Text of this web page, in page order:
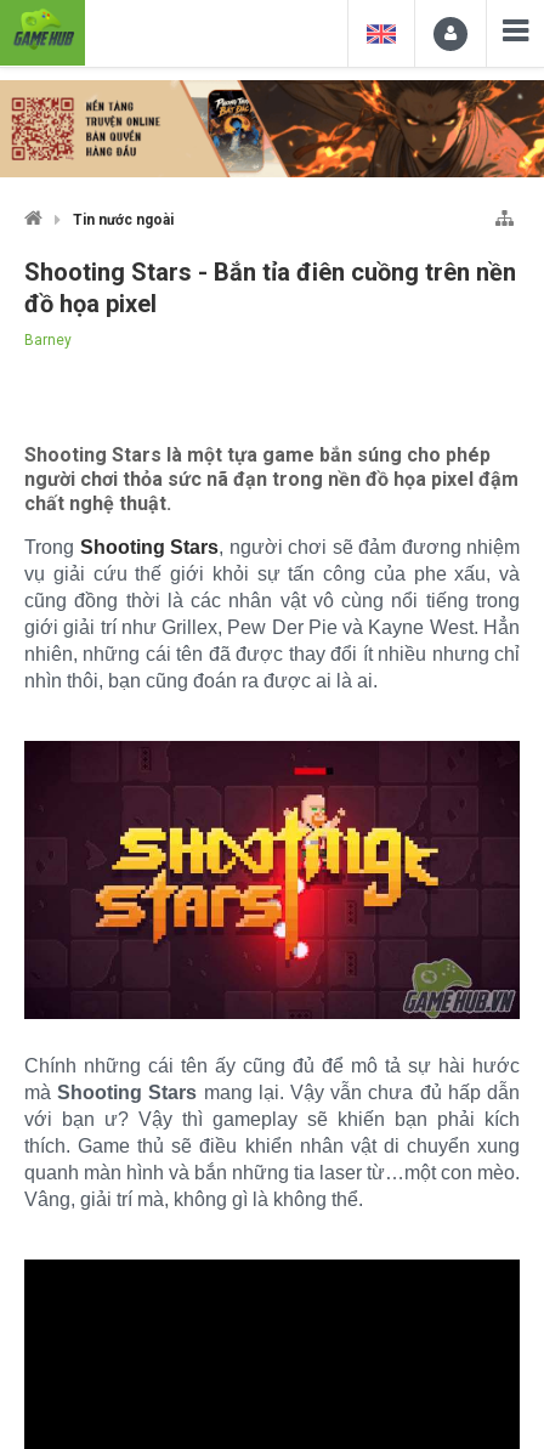
Tin nước ngoài
Shooting Stars - Bắn tỉa điên cuồng trên nền
đồ họa pixel
Barney
Shooting Stars là một tựa game bắn súng cho phép
người chơi thỏa sức nã đạn trong nền đồ họa pixel đậm
chất nghệ thuật.
Trong Shooting Stars, người chơi sẽ đảm đương nhiệm
vụ giải cứu thế giới khỏi sự tấn công của phe xấu, và
cũng đồng thời là các nhân vật vô cùng nổi tiếng trong
giới giải trí như Grillex, Pew Der Pie và Kayne West. Hẳn
nhiên, những cái tên đã được thay đổi ít nhiều nhưng chỉ
nhìn thôi, bạn cũng đoán ra được ai là ai.
Chính những cái tên ấy cũng đủ để mô tả sự hài hước
màShooting Stars mang lại. Vậy vẫn chưa đủ hấp dẫn
với bạn ư? Vậy thì gameplay sẽ khiến bạn phải kích
thích. Game thủ sẽ điều khiển nhân vật di chuyển xung
quanh màn hình và bắn những tia laser từ…một con mèo.
Vâng, giải trí mà, không gì là không thể.